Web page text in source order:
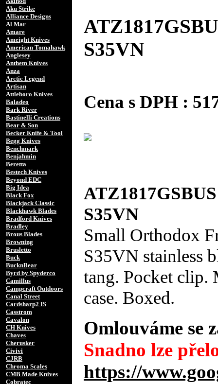
Aku Strike
Alliance Designs
Al Mar
Amare
Ameight Knives
American Tomahawk
Anglesey
Anthem Knives
Anza
Arctic Legend
Artisan
Attleboro Knives
Baladeo
Bark River
Bastinelli Creations
Bear & Son
Becker Knife & Tool
Begg Knives
Benchmark
Benjahmin
Beretta
Bestech Knives
Beyond EDC
Big Idea
Black Fox
Blackjack Classic
Blackhawk Blades
Bradford Knives
Bradley
Brous Blades
Browning
Brusletto
Buck
BucknBear
Byrd by Spyderco
Camillus
Campcraft Outdoors
Canal Street
Cardsharp2 IS
Casstrom
Cavalon
CH Knives
Chaves
Cherusker
Civivi
CJRB
Chroma Scales
CMB Made Knives
Cobratec
S35VN
Cena s DPH :
S35VN
Small Orthodox
S35VN stainless
tang. Pocket clip.
case. Boxed.
Omlouváme se
Snadno lze
https://